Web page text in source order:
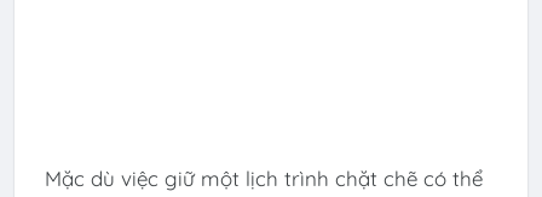
Mặc dù việc giữ một lịch trình chặt chẽ có thể